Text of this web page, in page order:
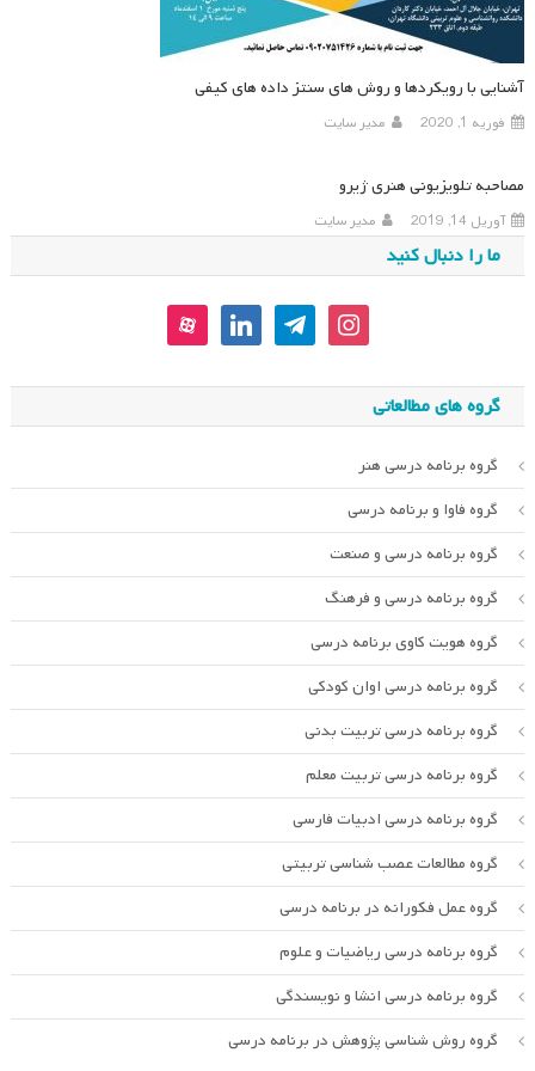
آشنایی با رویکردها و روش های سنتز داده های کیفی
فوریه 1, 2020 مدیر سایت
مصاحبه تلویزیونی هنری ژیرو
آوریل 14, 2019 مدیر سایت
ما را دنبال کنید
instagram
telegram
linkedin
aparat
گروه های مطالعاتی
گروه برنامه درسی هنر
گروه فاوا و برنامه درسی
گروه برنامه درسی و صنعت
گروه برنامه درسی و فرهنگ
گروه هویت کاوی برنامه درسی
گروه برنامه درسی اوان کودکی
گروه برنامه درسی تربیت بدنی
گروه برنامه درسی تربیت معلم
گروه برنامه درسی ادبیات فارسی
گروه مطالعات عصب شناسی تربیتی
گروه عمل فکورانه در برنامه درسی
گروه برنامه درسی ریاضیات و علوم
گروه برنامه درسی انشا و نویسندگی
گروه روش شناسی پژوهش در برنامه درسی